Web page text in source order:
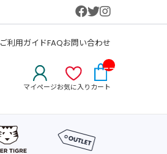
ご利用ガイドFAQお問い合わせ
マイページお気に入りカート
__
M_
T_